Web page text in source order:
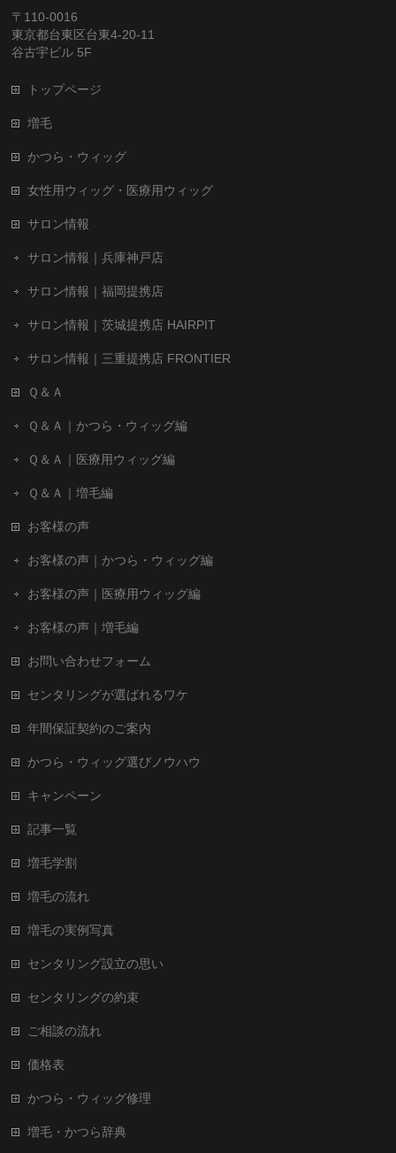
〒110-0016
東京都台東区台東4-20-11
谷古宇ビル 5F
トップページ
増毛
かつら・ウィッグ
女性用ウィッグ・医療用ウィッグ
サロン情報
サロン情報｜兵庫神戸店
サロン情報｜福岡提携店
サロン情報｜茨城提携店 HAIRPIT
サロン情報｜三重提携店 FRONTIER
Ｑ＆Ａ
Ｑ＆Ａ｜かつら・ウィッグ編
Ｑ＆Ａ｜医療用ウィッグ編
Ｑ＆Ａ｜増毛編
お客様の声
お客様の声｜かつら・ウィッグ編
お客様の声｜医療用ウィッグ編
お客様の声｜増毛編
お問い合わせフォーム
センタリングが選ばれるワケ
年間保証契約のご案内
かつら・ウィッグ選びノウハウ
キャンペーン
記事一覧
増毛学割
増毛の流れ
増毛の実例写真
センタリング設立の思い
センタリングの約束
ご相談の流れ
価格表
かつら・ウィッグ修理
増毛・かつら辞典